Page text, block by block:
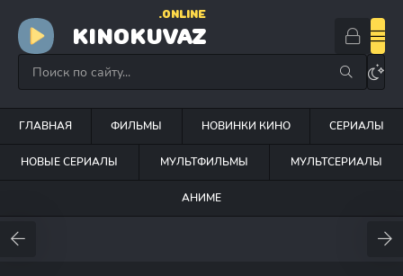
KINOKUVAZ
.ONLINE
ГЛАВНАЯ ФИЛЬМЫ НОВИНКИ КИНО СЕРИАЛЫ
НОВЫЕ СЕРИАЛЫ МУЛЬТФИЛЬМЫ МУЛЬТСЕРИАЛЫ
АНИМЕ